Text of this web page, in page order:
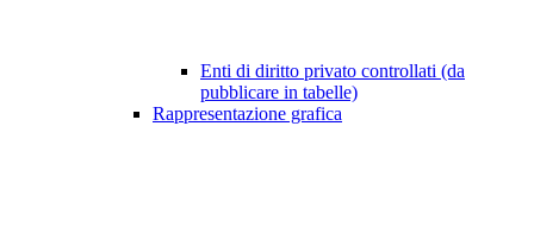
Enti di diritto privato controllati (da
pubblicare in tabelle)
Rappresentazione grafica